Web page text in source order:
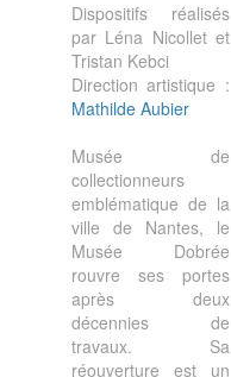
Dispositifs réalisés
par Léna Nicollet et
Tristan Kebci
Direction artistique :
Mathilde Aubier
Musée de
collectionneurs
emblématique de la
ville de Nantes, le
Musée Dobrée
rouvre ses portes
après deux
décennies de
travaux. Sa
réouverture est un